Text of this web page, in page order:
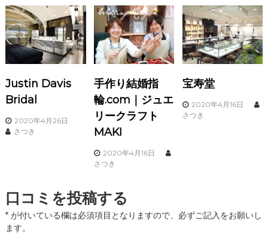
Justin Davis
Bridal
2020年4月26日
さつき
手作り結婚指
輪.com｜ジュエ
リークラフト
MAKI
2020年4月16日
さつき
宝寿堂
2020年4月16日
さつき
口コミを投稿する
*が付いている欄は必須項目となりますので、必ずご記入をお願いし
ます。